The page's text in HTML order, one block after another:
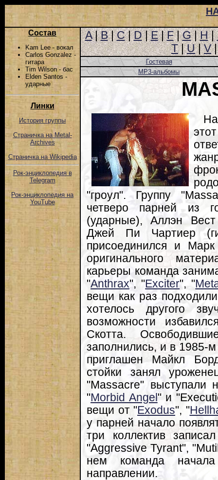
Состав
Kam Lee - вокал
Carlos Gonzalez -
гитара
Tim Wilson - бас
Elden Santos -
ударные
Линки
История группы
Страничка на Metal-
Archives
Страничка на Wikipedia
Рок-энциклопедия в
Telegram
Рок-энциклопедия на
YouTube
A|B|C|D|E|F|G|H|
T|U|V
Гостевая
MP3-альбомы
"гроул". Группу
четверо парней из
(ударные), Аллэн
Джей Пи Чартиер
присоединился и
оригинального
карьеры команда
"Anthrax", "Exciter", "
вещи как раз
хотелось другого
возможности
Скотта.
заполнились, и в 1985-
приглашен Майкл
стойки занял
"Massacre" выступали
"Morbid Angel " и
вещи от "Exodus", "
у парней начало
три коллектив
"Aggressive Tyrant",
нем команда начала
направлении.